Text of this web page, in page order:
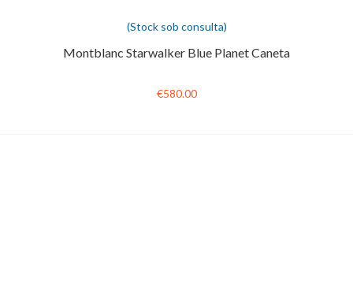
(Stock sob consulta)
Montblanc Starwalker Blue Planet Caneta
€580.00